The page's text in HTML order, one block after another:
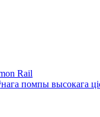
Rail
помпы высокага